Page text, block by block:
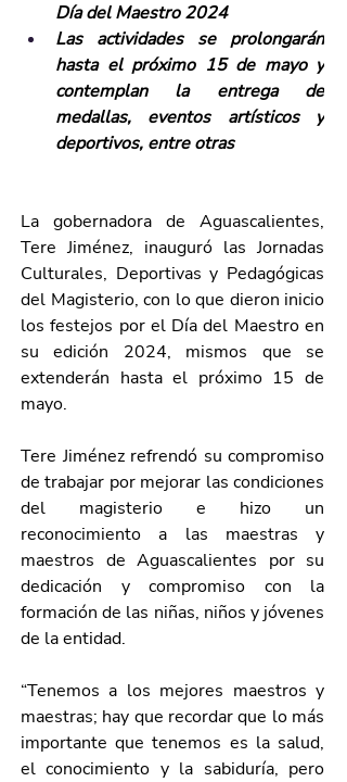
Día del Maestro 2024
Las actividades se prolongarán
hasta el próximo 15 de mayo y
contemplan la entrega de
medallas, eventos artísticos y
deportivos, entre otras
La gobernadora de Aguascalientes,
Tere Jiménez, inauguró las Jornadas
Culturales, Deportivas y Pedagógicas
del Magisterio, con lo que dieron inicio
los festejos por el Día del Maestro en
su edición 2024, mismos que se
extenderán hasta el próximo 15 de
mayo.
Tere Jiménez refrendó su compromiso
de trabajar por mejorar las condiciones
del magisterio e hizo un
reconocimiento a las maestras y
maestros de Aguascalientes por su
dedicación y compromiso con la
formación de las niñas, niños y jóvenes
de la entidad.
“Tenemos a los mejores maestros y
maestras; hay que recordar que lo más
importante que tenemos es la salud,
el conocimiento y la sabiduría, pero